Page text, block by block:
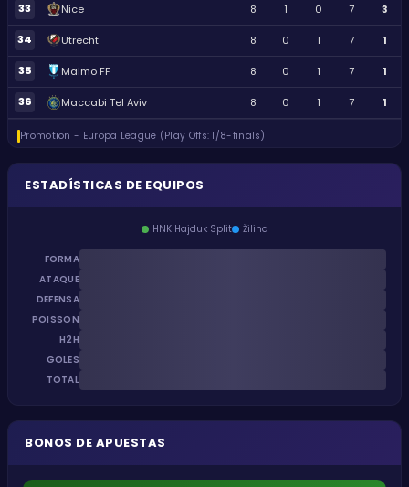
33 Nice 8 1 0 7 3
34 Utrecht 8 0 1 7 1
35 Malmo FF 8 0 1 7 1
36 Maccabi Tel Aviv 8 0 1 7 1
Promotion - Europa League (Play Offs: 1/8-finals)
ESTADÍSTICAS DE EQUIPOS
HNK Hajduk Split Žilina
FORMA
ATAQUE
DEFENSA
POISSON
H2H
GOLES
TOTAL
BONOS DE APUESTAS